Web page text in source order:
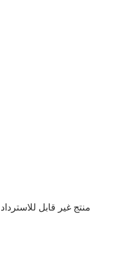
منتج غير قابل للاسترداد